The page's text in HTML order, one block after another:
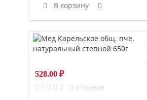
В корзину
528.00 ₽
0 отзывов